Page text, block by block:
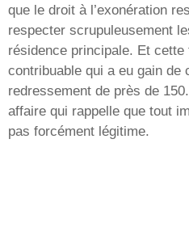
que le droit à l’exonération
respecter scrupuleusement
résidence principale. Et cette
contribuable qui a eu gain de
redressement de près de
affaire qui rappelle que tout
pas forcément légitime.